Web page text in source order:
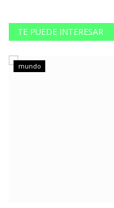
TE PUEDE INTERESAR
mundo